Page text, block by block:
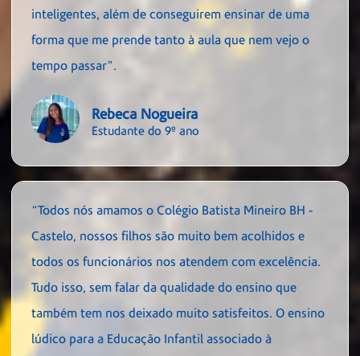
inteligentes, além de conseguirem ensinar de uma
forma que me prende tanto à aula que nem vejo o
tempo passar”.
Rebeca Nogueira
Estudante do 9º ano
“Todos nós amamos o Colégio Batista Mineiro BH -
Castelo, nossos filhos são muito bem acolhidos e
todos os funcionários nos atendem com excelência.
Tudo isso, sem falar da qualidade do ensino que
também tem nos deixado muito satisfeitos. O ensino
lúdico para a Educação Infantil associado à